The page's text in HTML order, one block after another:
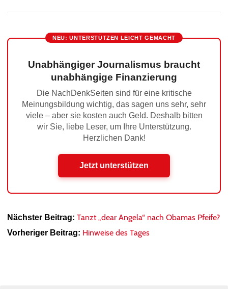
NEU: UNTERSTÜTZEN LEICHT GEMACHT
Unabhängiger Journalismus braucht
unabhängige Finanzierung
Die NachDenkSeiten sind für eine kritische
Meinungsbildung wichtig, das sagen uns sehr, sehr
viele – aber sie kosten auch Geld. Deshalb bitten
wir Sie, liebe Leser, um Ihre Unterstützung.
Herzlichen Dank!
Jetzt unterstützen
Nächster Beitrag: Tanzt „dear Angela“ nach Obamas Pfeife?
Vorheriger Beitrag: Hinweise des Tages